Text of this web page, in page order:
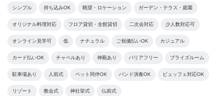
シンプル 持ち込みOK 眺望・ロケーション ガーデン・テラス・庭園
オリジナル料理対応 フロア貸切・全館貸切 二次会対応 少人数対応可
オンライン見学可 低 ナチュラル ご祝儀払いOK カジュアル
カード払いOK チャペルあり 神殿あり バリアフリー ブライズルーム
駐車場あり 人前式 ペット同伴OK バンド演奏OK ビュッフェ対応OK
リゾート 教会式 神社挙式 仏前式